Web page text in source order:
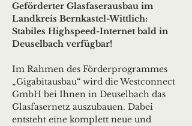
Geförderter Glasfaserausbau im
Landkreis Bernkastel-Wittlich:
Stabiles Highspeed-Internet bald in
Deuselbach verfügbar!
Im Rahmen des Förderprogrammes
„Gigabitausbau“ wird die Westconnect
GmbH bei Ihnen in Deuselbach das
Glasfasernetz auszubauen. Dabei
entsteht eine komplett neue und